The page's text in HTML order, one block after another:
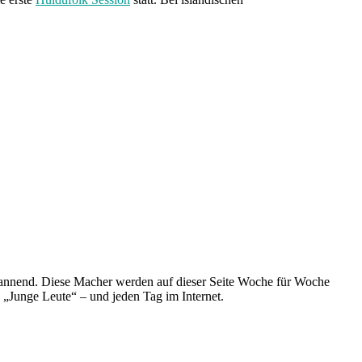
Diese Macher werden auf dieser Seite Woche für Woche
Leute“ – und jeden Tag im Internet.